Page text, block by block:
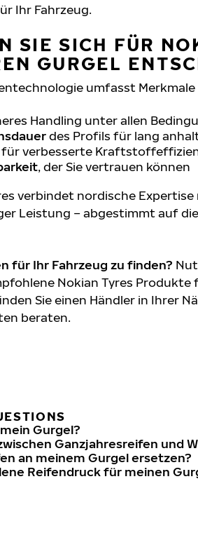
Ihr Fahrzeug.
SIE SICH FÜR
GURGEL
umfasst Merkmale
Handling unter allen
des Profils für lang
für verbesserte
, der Sie vertrauen können
verbindet nordische
Leistung – abgestimmt auf
für Ihr Fahrzeug zu finden?
Nokian Tyres Produkte
Sie einen Händler in Ihrer
beraten.
Gurgel?
Ganzjahresreifen und
an meinem Gurgel ersetzen?
Reifendruck für meinen